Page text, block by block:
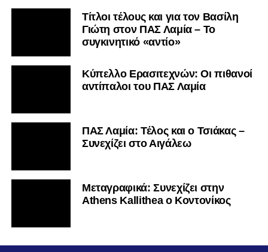
Τίτλοι τέλους και για τον Βασίλη
Γιώτη στον ΠΑΣ Λαμία – Το
συγκινητικό «αντίο»
Κύπελλο Ερασιτεχνών: Οι πιθανοί
αντίπαλοι του ΠΑΣ Λαμία
ΠΑΣ Λαμία: Τέλος και ο Τσιάκας –
Συνεχίζει στο Αιγάλεω
Mεταγραφικά: Συνεχίζει στην
Athens Kallithea ο Κοντονίκος